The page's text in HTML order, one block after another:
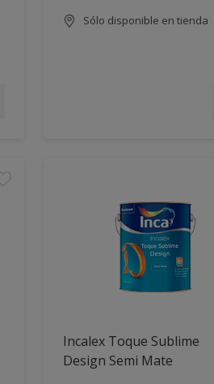
Sólo disponible en tienda
Incalex Toque Sublime
Design Semi Mate